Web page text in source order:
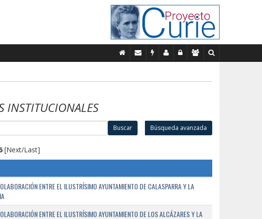
INSTITUCIONALES
Buscar Búsqueda avanzada
[Next/Last]
ENTRE EL ILUSTRÍSIMO AYUNTAMIENTO DE CALASPARRA Y LA
ENTRE EL ILUSTRÍSIMO AYUNTAMIENTO DE LOS ALCÁZARES Y LA